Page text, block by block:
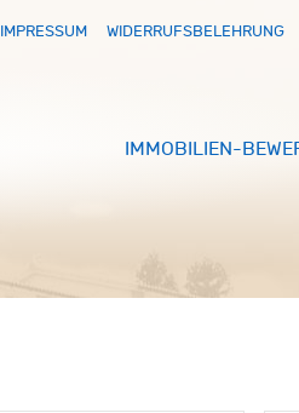
IMPRESSUM WIDERRUFSBELEHRUNG
IMMOBILIEN-